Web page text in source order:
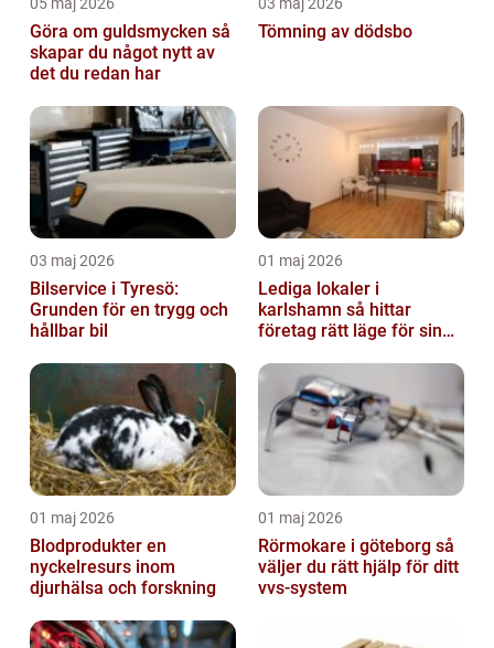
05 maj 2026
Göra om guldsmycken så
skapar du något nytt av
det du redan har
03 maj 2026
Tömning av dödsbo
03 maj 2026
Bilservice i Tyresö:
Grunden för en trygg och
hållbar bil
01 maj 2026
Lediga lokaler i
karlshamn så hittar
företag rätt läge för sin
01 maj 2026
Blodprodukter en
nyckelresurs inom
djurhälsa och forskning
01 maj 2026
Rörmokare i göteborg så
väljer du rätt hjälp för ditt
vvs-system